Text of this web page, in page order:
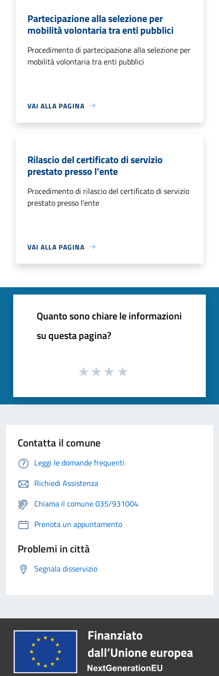
Partecipazione alla selezione per
mobilità volontaria tra enti pubblici
Procedimento di partecipazione alla selezione per
mobilità volontaria tra enti pubblici
VAI ALLA PAGINA
Rilascio del certificato di servizio
prestato presso l'ente
Procedimento di rilascio del certificato di servizio
prestato presso l'ente
VAI ALLA PAGINA
Quanto sono chiare le informazioni
su questa pagina?
Contatta il comune
Leggi le domande frequenti
Richiedi Assistenza
Chiama il comune 035/931004
Prenota un appuntamento
Problemi in città
Segnala disservizio